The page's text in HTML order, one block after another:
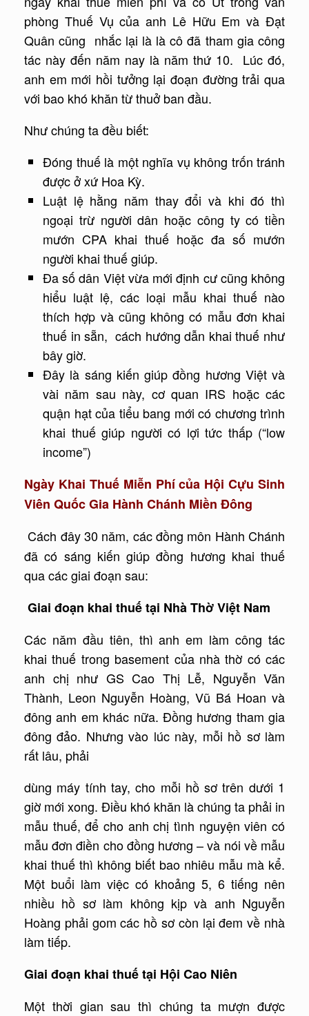
phòng Thuế Vụ của anh Lê Hữu Em và Đạt
Quân cũng nhắc lại là là cô đã tham gia công
tác này đến năm nay là năm thứ 10. Lúc đó,
anh em mới hồi tưởng lại đoạn đường trải qua
với bao khó khăn từ thuở ban đầu.
Như chúng ta đều biết:
Đóng thuế là một nghĩa vụ không trốn tránh
được ở xứ Hoa Kỳ.
Luật lệ hằng năm thay đổi và khi đó thì
ngoại trừ người dân hoặc công ty có tiền
mướn CPA khai thuế hoặc đa số mướn
người khai thuế giúp.
Đa số dân Việt vừa mới định cư cũng không
hiểu luật lệ, các loại mẫu khai thuế nào
thích hợp và cũng không có mẫu đơn khai
thuế in sẵn, cách hướng dẫn khai thuế như
bây giờ.
Đây là sáng kiến giúp đồng hương Việt và
vài năm sau này, cơ quan IRS hoặc các
quận hạt của tiểu bang mới có chương trình
khai thuế giúp người có lợi tức thấp (“low
income”)
Ngày Khai Thuế Miễn Phí của Hội Cựu Sinh
Viên Quốc Gia Hành Chánh Miền Đông
Cách đây 30 năm, các đồng môn Hành Chánh
đã có sáng kiến giúp đồng hương khai thuế
qua các giai đoạn sau:
Giai đoạn khai thuế tại Nhà Thờ Việt Nam
Các năm đầu tiên, thì anh em làm công tác
khai thuế trong basement của nhà thờ có các
anh chị như GS Cao Thị Lễ, Nguyễn Văn
Thành, Leon Nguyễn Hoàng, Vũ Bá Hoan và
đông anh em khác nữa. Đồng hương tham gia
đông đảo. Nhưng vào lúc này, mỗi hồ sơ làm
rất lâu, phải
dùng máy tính tay, cho mỗi hồ sơ trên dưới 1
giờ mới xong. Điều khó khăn là chúng ta phải in
mẫu thuế, để cho anh chị tình nguyện viên có
mẫu đơn điền cho đồng hương – và nói về mẫu
khai thuế thì không biết bao nhiêu mẫu mà kể.
Một buổi làm việc có khoảng 5, 6 tiếng nên
nhiều hồ sơ làm không kịp và anh Nguyễn
Hoàng phải gom các hồ sơ còn lại đem về nhà
làm tiếp.
Giai đoạn khai thuế tại Hội Cao Niên
Một thời gian sau thì chúng ta mượn được